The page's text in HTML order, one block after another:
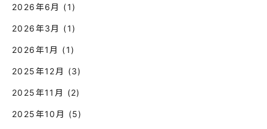
2026年6月 (1)
2026年3月 (1)
2026年1月 (1)
2025年12月 (3)
2025年11月 (2)
2025年10月 (5)